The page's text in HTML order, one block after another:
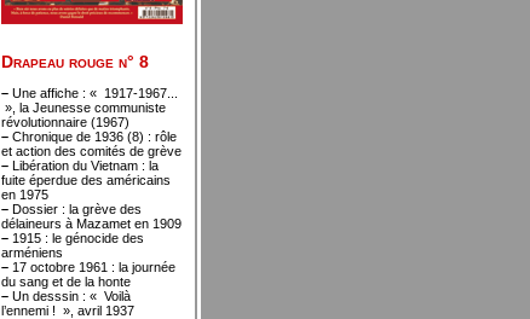
Drapeau rouge n° 8
– Une affiche : « 1917-1967...
», la Jeunesse communiste
révolutionnaire (1967)
– Chronique de 1936 (8) : rôle
et action des comités de grève
– Libération du Vietnam : la
fuite éperdue des américains
en 1975
– Dossier : la grève des
délaineurs à Mazamet en 1909
– 1915 : le génocide des
arméniens
– 17 octobre 1961 : la journée
du sang et de la honte
– Un desssin : « Voilà
l’ennemi ! », avril 1937